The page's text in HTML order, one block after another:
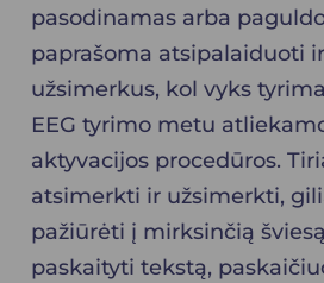
pasodinamas arba
paprašoma atsipalaiduoti
užsimerkus, kol vyks
EEG tyrimo metu
aktyvacijos procedūros.
atsimerkti ir užsimerkti,
pažiūrėti į mirksinčią
paskaityti tekstą,